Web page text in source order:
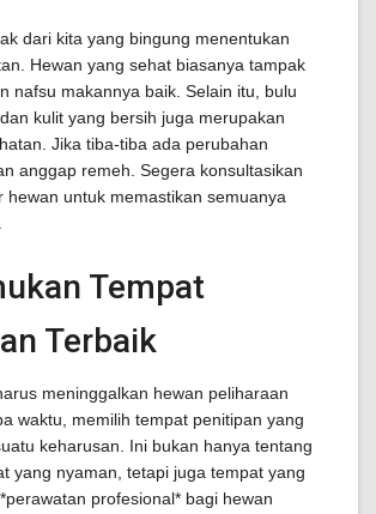
dari kita yang bingung menentukan
Hewan yang sehat biasanya tampak
nafsu makannya baik. Selain itu, bulu
kulit yang bersih juga merupakan
Jika tiba-tiba ada perubahan
anggap remeh. Segera konsultasikan
hewan untuk memastikan semuanya
Tempat
Terbaik
meninggalkan hewan peliharaan
waktu, memilih tempat penitipan yang
keharusan. Ini bukan hanya tentang
yang nyaman, tetapi juga tempat yang
profesional* bagi hewan